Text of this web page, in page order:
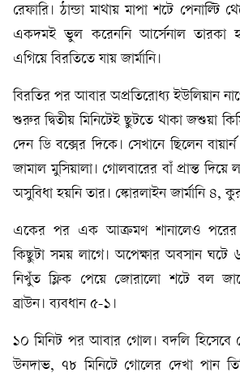
রেফারি। ঠান্ডা মাথায় মাপা শটে
একদমই ভুল করেননি আর্সেনাল তারকা
এগিয়ে বিরতিতে যায় জার্মানি।
বিরতির পর আবার অপ্রতিরোধ্য ইউলিয়ান
শুরুর দ্বিতীয় মিনিটেই ছুটতে থাকা জশুয়া
দেন ডি বক্সের দিকে। সেখানে ছিলেন
জামাল মুসিয়ালা। গোলবারের বাঁ প্রান্ত
অসুবিধা হয়নি তার। স্কোরলাইন জার্মানি ৪,
একের পর এক আক্রমণ শানালেও পরের
কিছুটা সময় লাগে। অপেক্ষার অবসান ঘটে
নিখুঁত ফ্লিক পেয়ে জোরালো শটে বল
ব্রাউন। ব্যবধান ৫-১।
১০ মিনিট পর আবার গোল। বদলি হিসেবে
উনদাভ, ৭৮ মিনিটে গোলের দেখা পান